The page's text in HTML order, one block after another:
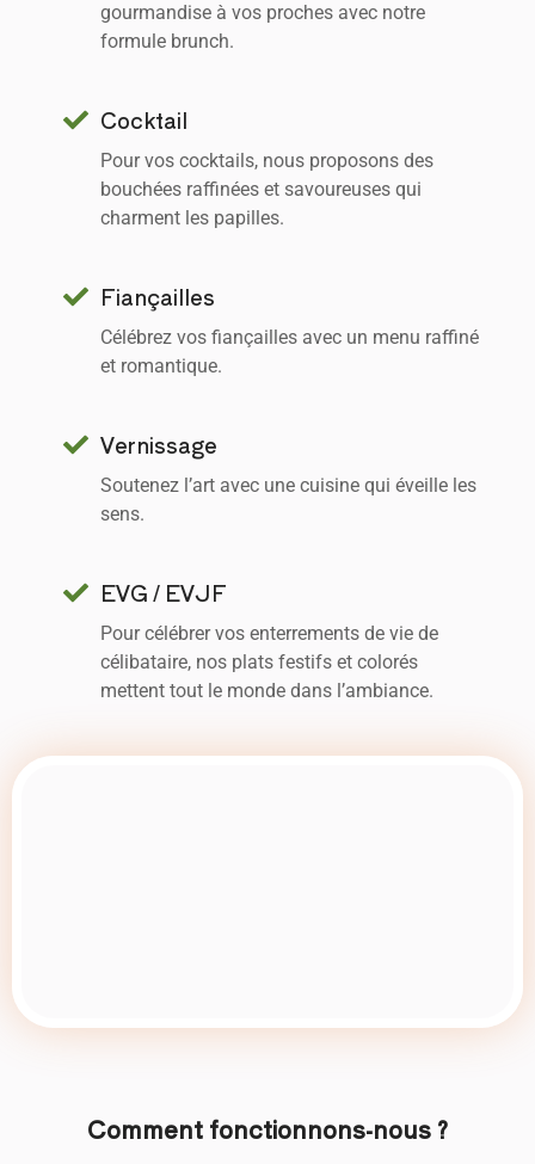
gourmandise à vos proches avec notre
formule brunch.
Cocktail
Pour vos cocktails, nous proposons des
bouchées raffinées et savoureuses qui
charment les papilles.
Fiançailles
Célébrez vos fiançailles avec un menu raffiné
et romantique.
Vernissage
Soutenez l’art avec une cuisine qui éveille les
sens.
EVG / EVJF
Pour célébrer vos enterrements de vie de
célibataire, nos plats festifs et colorés
mettent tout le monde dans l’ambiance.
Comment fonctionnons-nous ?